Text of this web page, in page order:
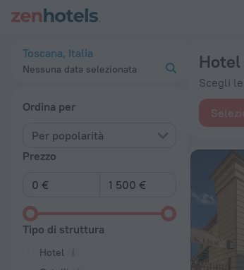
Toscana, Italia
Nessuna data selezionata
Ordina per
Per popolarità
Prezzo
Tipo di struttura
Hotel
Hotel
Scegli
Le 20 migliori Hotel a Toscana 2026 da 84 € -